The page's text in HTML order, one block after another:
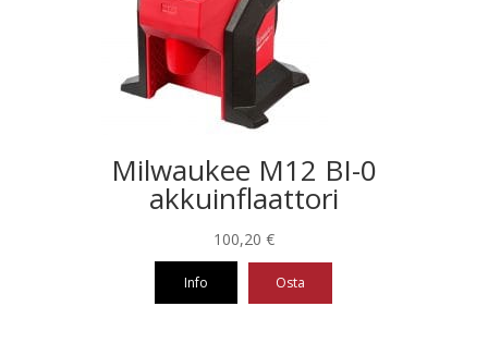
Milwaukee M12 BI-0
akkuinflaattori
100,20 €
Info Osta